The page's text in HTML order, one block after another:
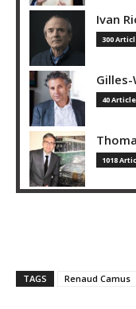
Ivan
300
40
1018
TAGS Renaud Camus